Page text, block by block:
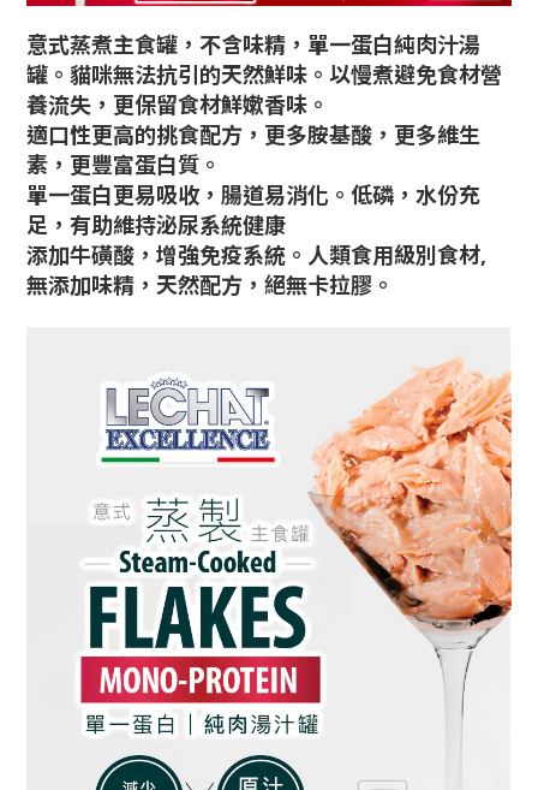
意式蒸煮主食罐，不含味精，單一蛋白純肉汁湯
罐。貓咪無法抗引的天然鮮味。以慢煮避免食材營
養流失，更保留食材鮮嫰香味。
適口性更高的挑食配方，更多胺基酸，更多維生
素，更豐富蛋白質。
單一蛋白更易吸收，腸道易消化。低磷，水份充
足，有助維持泌尿系統健康
添加牛磺酸，增強免疫系統。人類食用級別食材,
無添加味精，天然配方，絕無卡拉膠。